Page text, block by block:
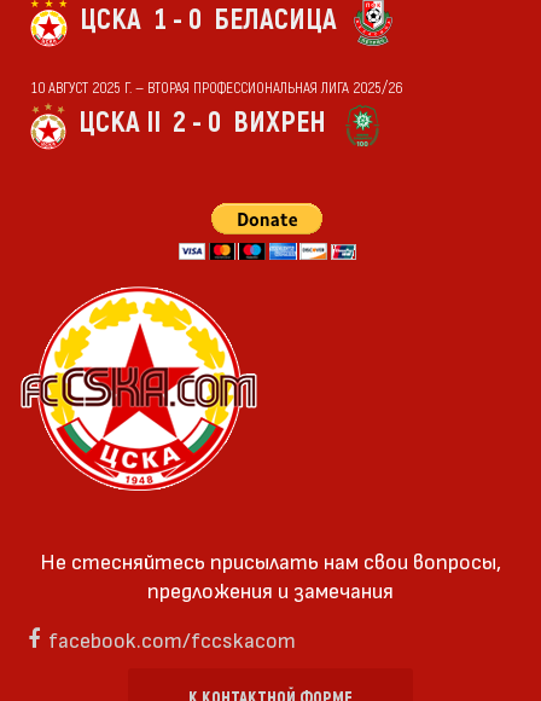
ЦСКА 1 - 0 БЕЛАСИЦА
10 АВГУСТ 2025 Г. — ВТОРАЯ ПРОФЕССИОНАЛЬНАЯ ЛИГА 2025/26
ЦСКА II 2 - 0 ВИХРЕН
Не стесняйтесь присылать нам свои вопросы,
предложения и замечания
facebook.com/fccskacom